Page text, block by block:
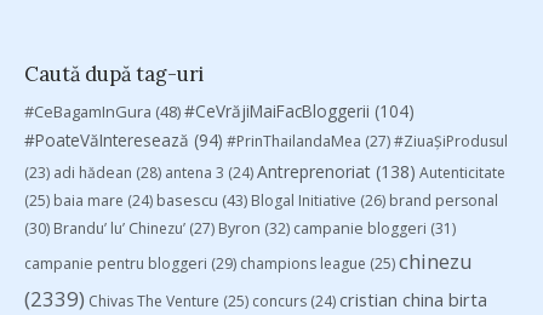
Caută după tag-uri
#CeBagamInGura (48)#CeVrăjiMaiFacBloggerii (104)
#PoateVăInteresează (94) #PrinThailandaMea (27)#ZiuaȘiProdusul
(23) adi hădean (28) antena 3 (24)Antreprenoriat (138) Autenticitate
(25) baia mare (24) basescu (43) Blogal Initiative (26) brand personal
(30) Brandu’ lu’ Chinezu’ (27) Byron (32) campanie bloggeri (31)
campanie pentru bloggeri (29) champions league (25)chinezu
(2339) Chivas The Venture (25) concurs (24)cristian china birta